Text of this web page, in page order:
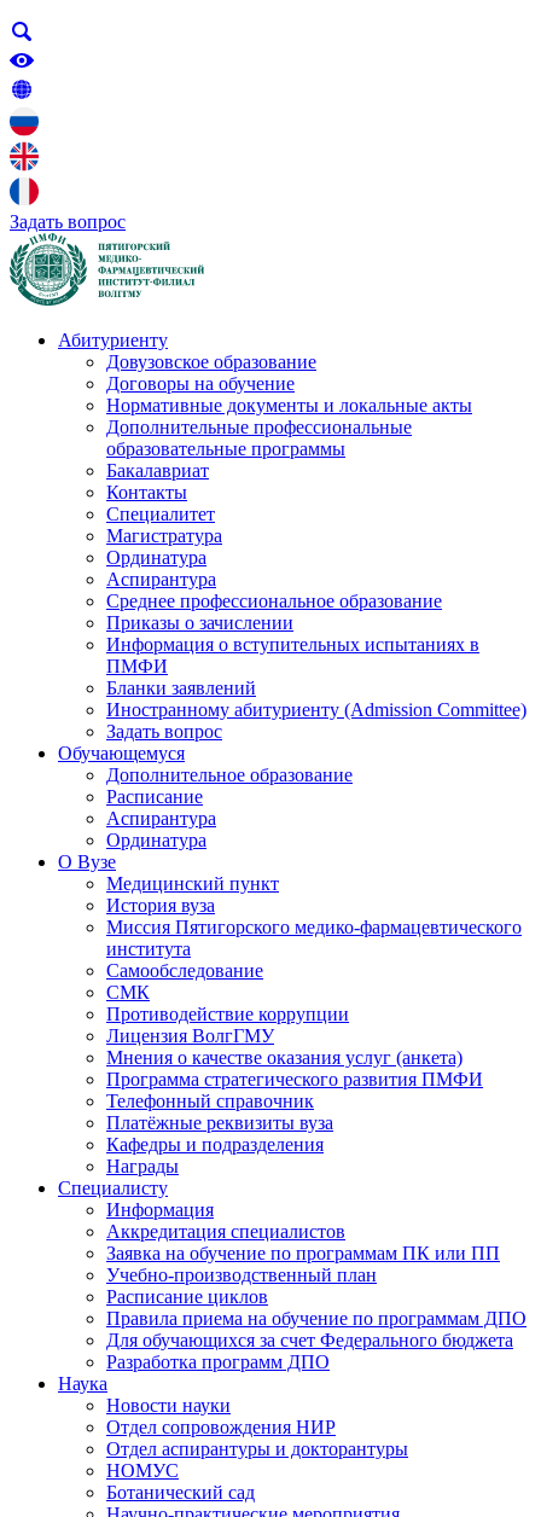
Задать вопрос
Абитуриенту
Довузовское образование
Договоры на обучение
Нормативные документы и локальные акты
Дополнительные профессиональные
образовательные программы
Бакалавриат
Контакты
Специалитет
Магистратура
Ординатура
Аспирантура
Среднее профессиональное образование
Приказы о зачислении
Информация о вступительных испытаниях в
ПМФИ
Бланки заявлений
Иностранному абитуриенту (Admission Committee)
Задать вопрос
Обучающемуся
Дополнительное образование
Расписание
Аспирантура
Ординатура
О Вузе
Медицинский пункт
История вуза
Миссия Пятигорского медико-фармацевтического
института
Самообследование
СМК
Противодействие коррупции
Лицензия ВолгГМУ
Мнения о качестве оказания услуг (анкета)
Программа стратегического развития ПМФИ
Телефонный справочник
Платёжные реквизиты вуза
Кафедры и подразделения
Награды
Специалисту
Информация
Аккредитация специалистов
Заявка на обучение по программам ПК или ПП
Учебно-производственный план
Расписание циклов
Правила приема на обучение по программам ДПО
Для обучающихся за счет Федерального бюджета
Разработка программ ДПО
Наука
Новости науки
Отдел сопровождения НИР
Отдел аспирантуры и докторантуры
НОМУС
Ботанический сад